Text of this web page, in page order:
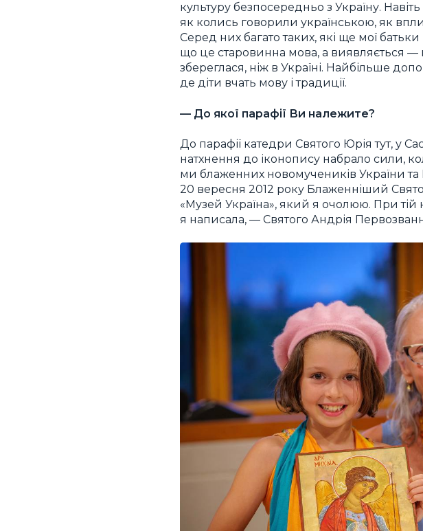
культуру безпосередньо з Україну.
як колись говорили українською, як
Серед них багато таких, які ще мої
що це старовинна мова, а виявляється —
збереглася, ніж в Україні. Найбільше
де діти вчать мову і традиції.
— До якої парафії Ви належите?
До парафії катедри Святого Юрія тут, у
натхнення до іконопису набрало сили,
ми блаженних новомучеників України
20 вересня 2012 року Блаженніший
«Музей Україна», який я очолюю. При
я написала, — Святого Андрія